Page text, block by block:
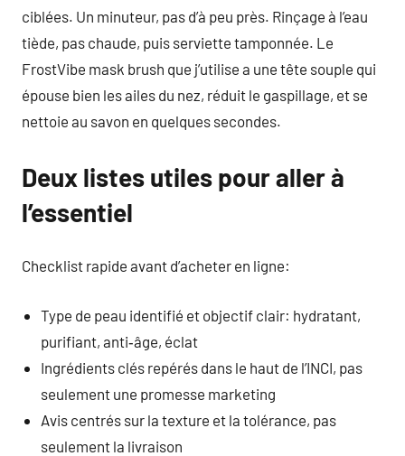
ciblées. Un minuteur, pas d’à peu près. Rinçage à l’eau
tiède, pas chaude, puis serviette tamponnée. Le
FrostVibe mask brush que j’utilise a une tête souple qui
épouse bien les ailes du nez, réduit le gaspillage, et se
nettoie au savon en quelques secondes.
Deux listes utiles pour aller à
l’essentiel
Checklist rapide avant d’acheter en ligne:
Type de peau identifié et objectif clair: hydratant,
purifiant, anti‑âge, éclat
Ingrédients clés repérés dans le haut de l’INCI, pas
seulement une promesse marketing
Avis centrés sur la texture et la tolérance, pas
seulement la livraison